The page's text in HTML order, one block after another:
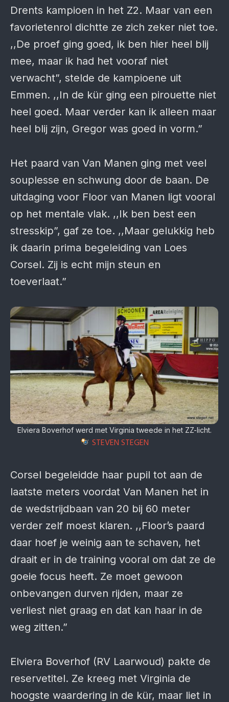
Drents kampioen in het Z2. Maar van een
favorietenrol dichtte ze zich zeker niet toe.
,,De proef ging goed, ik ben hier heel blij
mee, maar ik had het vooraf niet
verwacht”, stelde de kampioene uit
Emmen. ,,In de kür ging een pirouette niet
heel goed. Maar verder kan ik alleen maar
heel blij zijn, Gregor was goed in vorm.”
Het paard van Van Manen ging met veel
souplesse en schwung door de baan. De
uitdaging voor Floor van Manen ligt vooral
op het mentale vlak. ,,Ik ben best een
stresskip”, gaf ze toe. ,,Maar gelukkig heb
ik daarin prima begeleiding van Loes
Corsel. Zij is echt mijn steun en
toeverlaat.”
Elviera Boverhof werd met Virginia tweede in het ZZ-licht.
STEVEN STEGEN
Corsel begeleidde haar pupil tot aan de
laatste meters voordat Van Manen het in
de wedstrijdbaan van 20 bij 60 meter
verder zelf moest klaren. ,,Floor’s paard
daar hoef je weinig aan te schaven, het
draait er in de training vooral om dat ze de
goeie focus heeft. Ze moet gewoon
onbevangen durven rijden, maar ze
verliest niet graag en dat kan haar in de
weg zitten.”
Elviera Boverhof (RV Laarwoud) pakte de
reservetitel. Ze kreeg met Virginia de
hoogste waardering in de kür, maar liet in